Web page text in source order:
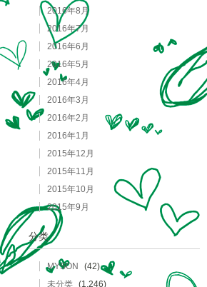
2016年8月
2016年7月
2016年6月
2016年5月
2016年4月
2016年3月
2016年2月
2016年1月
2015年12月
2015年11月
2015年10月
2015年9月
分类
MYSON
(42)
未分类 (1,246)